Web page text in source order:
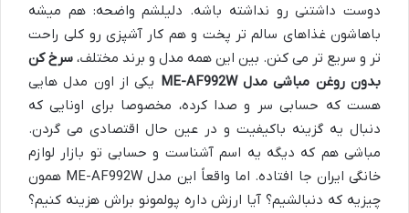
دوست داشتنی رو نداشته باشه. دلیلشم واضحه: هم میشه
باهاشون غذاهای سالم تر پخت و هم کار آشپزی رو کلی راحت
تر و سریع تر می کنن. بین این همه مدل و برند مختلف، سرخ کن
بدون روغن مباشی مدل ME-AF992W
یکی از اون مدل هایی
هست که حسابی سر و صدا کرده، مخصوصا برای اونایی که
دنبال یه گزینه باکیفیت و در عین حال اقتصادی می گردن.
مباشی هم که دیگه یه اسم آشناست و حسابی تو بازار لوازم
خانگی ایران جا افتاده. اما واقعاً این مدل ME-AF992W همون
چیزیه که دنبالشیم؟ آیا ارزش داره پولمونو براش هزینه کنیم؟